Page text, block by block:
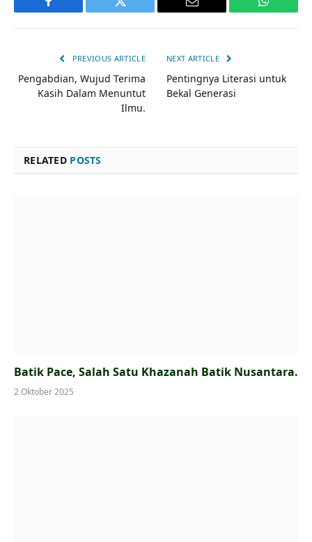
Facebook Twitter Email
PREVIOUS ARTICLE
Pengabdian, Wujud Terima
Kasih Dalam Menuntut
Ilmu.
NEXT ARTICLE
Pentingnya Literasi untuk
Bekal Generasi
RELATED POSTS
Batik Pace, Salah Satu Khazanah Batik Nusantara.
2 Oktober 2025